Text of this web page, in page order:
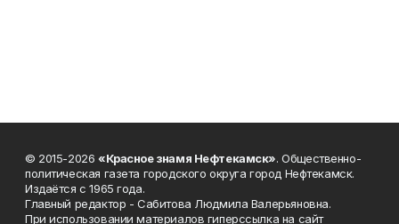
© 2015-2026 «Красное знамя Нефтекамск». Общественно-
политическая газета городского округа город Нефтекамск.
Издаётся с 1965 года.
Главный редактор - Сабитова Людмила Валерьяновна.
При использовании материалов гиперссылка на сайт